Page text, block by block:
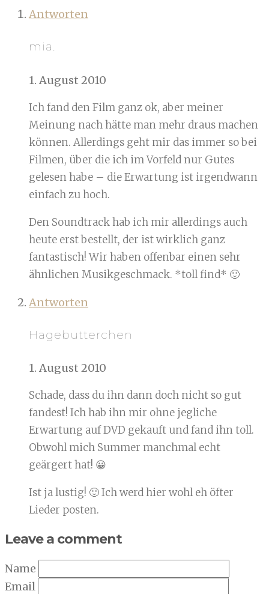
Antworten
mia.
1. August 2010
Ich fand den Film ganz ok, aber meiner
Meinung nach hätte man mehr draus machen
können. Allerdings geht mir das immer so bei
Filmen, über die ich im Vorfeld nur Gutes
gelesen habe – die Erwartung ist irgendwann
einfach zu hoch.
Den Soundtrack hab ich mir allerdings auch
heute erst bestellt, der ist wirklich ganz
fantastisch! Wir haben offenbar einen sehr
ähnlichen Musikgeschmack. *toll find* 🙂
Antworten
Hagebutterchen
1. August 2010
Schade, dass du ihn dann doch nicht so gut
fandest! Ich hab ihn mir ohne jegliche
Erwartung auf DVD gekauft und fand ihn toll.
Obwohl mich Summer manchmal echt
geärgert hat! 😀
Ist ja lustig! 🙂 Ich werd hier wohl eh öfter
Lieder posten.
Leave a comment
Name
Email